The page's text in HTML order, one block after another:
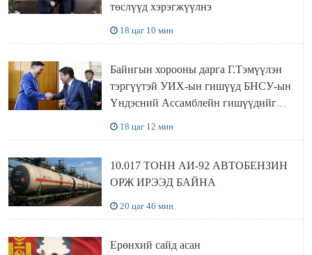
төслүүд хэрэгжүүлнэ
18 цаг 10 мин
Байнгын хорооны дарга Г.Тэмүүлэн
тэргүүтэй УИХ-ын гишүүд БНСУ-ын
Үндэсний Ассамблейн гишүүдийг
18 цаг 12 мин
10.017 ТОНН АИ-92 АВТОБЕНЗИН
ОРЖ ИРЭЭД БАЙНА
20 цаг 46 мин
Ерөнхий сайд асан